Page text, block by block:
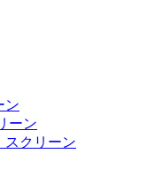
ン
ーン
スクリーン